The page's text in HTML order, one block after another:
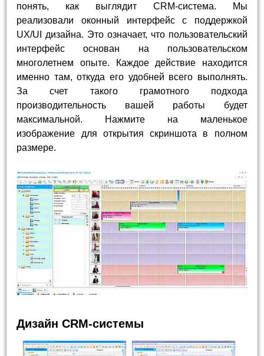
понять, как выглядит CRM-система. Мы
реализовали оконный интерфейс с поддержкой
UX/UI дизайна. Это означает, что пользовательский
интерфейс основан на пользовательском
многолетнем опыте. Каждое действие находится
именно там, откуда его удобней всего выполнять.
За счет такого грамотного подхода
производительность вашей работы будет
максимальной. Нажмите на маленькое
изображение для открытия скриншота в полном
размере.
Дизайн CRM-системы